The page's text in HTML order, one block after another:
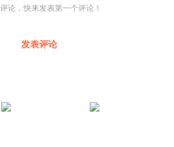
论，快来发表第一个评论！
发表评论